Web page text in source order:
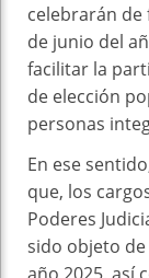
celebrarán
de junio del
facilitar la
de elección
personas
En ese
que, los
Poderes
sido objeto